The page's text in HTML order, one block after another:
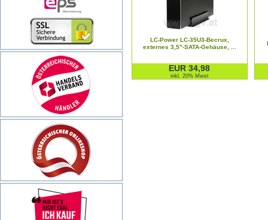
LC-Power LC-35U3-Becrux,
externes 3,5"-SATA-Gehäuse, ...
EUR 34,98
inkl. 20% Mwst